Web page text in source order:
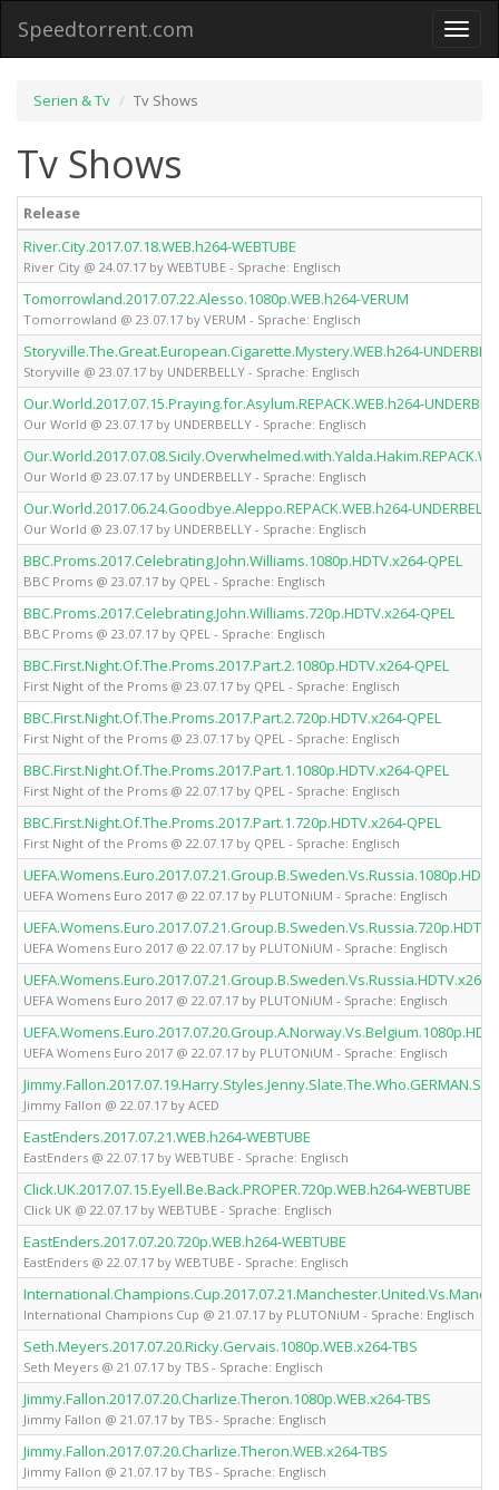
Toggle
Speedtorrent.com
Serien & Tv Tv Shows
Tv Shows
Release
River.City.2017.07.18.WEB.h264-WEBTUBE
River City @ 24.07.17 by WEBTUBE - Sprache: Englisch
Tomorrowland.2017.07.22.Alesso.1080p.WEB.h264-VERUM
Tomorrowland @ 23.07.17 by VERUM - Sprache: Englisch
Storyville.The.Great.European.Cigarette.Mystery.WEB.h264-
Storyville @ 23.07.17 by UNDERBELLY - Sprache: Englisch
Our.World.2017.07.15.Praying.for.Asylum.REPACK.WEB.h264-
Our World @ 23.07.17 by UNDERBELLY - Sprache: Englisch
Our World @ 23.07.17 by UNDERBELLY - Sprache: Englisch
Our.World.2017.06.24.Goodbye.Aleppo.REPACK.WEB.h264-UNDERBELLY
Our World @ 23.07.17 by UNDERBELLY - Sprache: Englisch
BBC.Proms.2017.Celebrating.John.Williams.1080p.HDTV.x264-QPEL
BBC Proms @ 23.07.17 by QPEL - Sprache: Englisch
BBC.Proms.2017.Celebrating.John.Williams.720p.HDTV.x264-QPEL
BBC Proms @ 23.07.17 by QPEL - Sprache: Englisch
BBC.First.Night.Of.The.Proms.2017.Part.2.1080p.HDTV.x264-QPEL
First Night of the Proms @ 23.07.17 by QPEL - Sprache: Englisch
BBC.First.Night.Of.The.Proms.2017.Part.2.720p.HDTV.x264-QPEL
First Night of the Proms @ 23.07.17 by QPEL - Sprache: Englisch
BBC.First.Night.Of.The.Proms.2017.Part.1.1080p.HDTV.x264-QPEL
First Night of the Proms @ 22.07.17 by QPEL - Sprache: Englisch
BBC.First.Night.Of.The.Proms.2017.Part.1.720p.HDTV.x264-QPEL
First Night of the Proms @ 22.07.17 by QPEL - Sprache: Englisch
UEFA Womens Euro 2017 @ 22.07.17 by PLUTONiUM - Sprache: Englisch
UEFA Womens Euro 2017 @ 22.07.17 by PLUTONiUM - Sprache: Englisch
UEFA.Womens.Euro.2017.07.21.Group.B.Sweden.Vs.Russia.HDTV.x264-
UEFA Womens Euro 2017 @ 22.07.17 by PLUTONiUM - Sprache: Englisch
UEFA Womens Euro 2017 @ 22.07.17 by PLUTONiUM - Sprache: Englisch
Jimmy Fallon @ 22.07.17 by ACED
EastEnders.2017.07.21.WEB.h264-WEBTUBE
EastEnders @ 22.07.17 by WEBTUBE - Sprache: Englisch
Click.UK.2017.07.15.Eyell.Be.Back.PROPER.720p.WEB.h264-WEBTUBE
Click UK @ 22.07.17 by WEBTUBE - Sprache: Englisch
EastEnders.2017.07.20.720p.WEB.h264-WEBTUBE
EastEnders @ 22.07.17 by WEBTUBE - Sprache: Englisch
International Champions Cup @ 21.07.17 by PLUTONiUM - Sprache: Englisch
Seth.Meyers.2017.07.20.Ricky.Gervais.1080p.WEB.x264-TBS
Seth Meyers @ 21.07.17 by TBS - Sprache: Englisch
Jimmy.Fallon.2017.07.20.Charlize.Theron.1080p.WEB.x264-TBS
Jimmy Fallon @ 21.07.17 by TBS - Sprache: Englisch
Jimmy.Fallon.2017.07.20.Charlize.Theron.WEB.x264-TBS
Jimmy Fallon @ 21.07.17 by TBS - Sprache: Englisch